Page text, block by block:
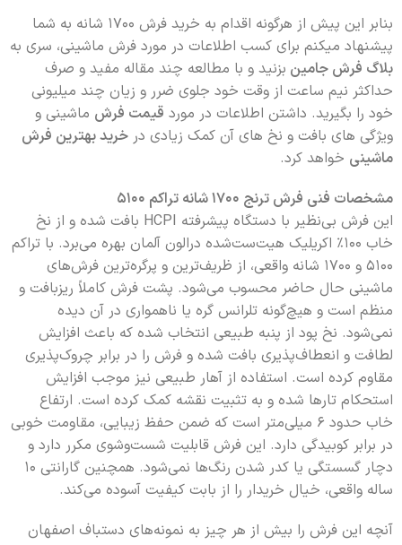
بنابر این پیش از هرگونه اقدام به خرید فرش 1700 شانه به شما
پیشنهاد میکنم برای کسب اطلاعات در مورد فرش ماشینی، سری به
بلاگ فرش جامین بزنید و با مطالعه چند مقاله مفید و صرف
حداکثر نیم ساعت از وقت خود جلوی ضرر و زیان چند میلیونی
خود را بگیرید. داشتن اطلاعات در مورد قیمت فرش ماشینی و
ویژگی های بافت و نخ های آن کمک زیادی در خرید بهترین فرش
ماشینی خواهد کرد.
مشخصات فنی فرش ترنج ۱۷۰۰ شانه تراکم ۵۱۰۰
این فرش بی‌نظیر با دستگاه پیشرفته HCPI بافت شده و از نخ
خاب ۱۰۰٪ اکریلیک هیت‌ست‌شده درالون آلمان بهره می‌برد. با تراکم
۵۱۰۰ و ۱۷۰۰ شانه واقعی، از ظریف‌ترین و پرگره‌ترین فرش‌های
ماشینی حال حاضر محسوب می‌شود. پشت فرش کاملاً ریزبافت و
منظم است و هیچ‌گونه تلرانس گره یا ناهمواری در آن دیده
نمی‌شود. نخ پود از پنبه طبیعی انتخاب شده که باعث افزایش
لطافت و انعطاف‌پذیری بافت شده و فرش را در برابر چروک‌پذیری
مقاوم کرده است. استفاده از آهار طبیعی نیز موجب افزایش
استحکام تارها شده و به تثبیت نقشه کمک کرده است. ارتفاع
خاب حدود ۶ میلی‌متر است که ضمن حفظ زیبایی، مقاومت خوبی
در برابر کوبیدگی دارد. این فرش قابلیت شست‌وشوی مکرر دارد و
دچار گسستگی یا کدر شدن رنگ‌ها نمی‌شود. همچنین گارانتی ۱۰
ساله واقعی، خیال خریدار را از بابت کیفیت آسوده می‌کند.
آنچه این فرش را بیش از هر چیز به نمونه‌های دستباف اصفهان